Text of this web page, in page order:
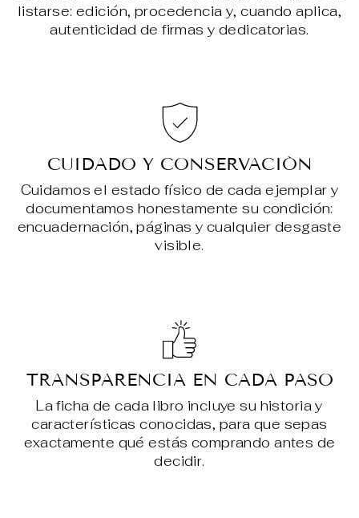
listarse: edición, procedencia y, cuando aplica,
autenticidad de firmas y dedicatorias.
CUIDADO Y CONSERVACIÓN
Cuidamos el estado físico de cada ejemplar y
documentamos honestamente su condición:
encuadernación, páginas y cualquier desgaste
visible.
TRANSPARENCIA EN CADA PASO
La ficha de cada libro incluye su historia y
características conocidas, para que sepas
exactamente qué estás comprando antes de
decidir.